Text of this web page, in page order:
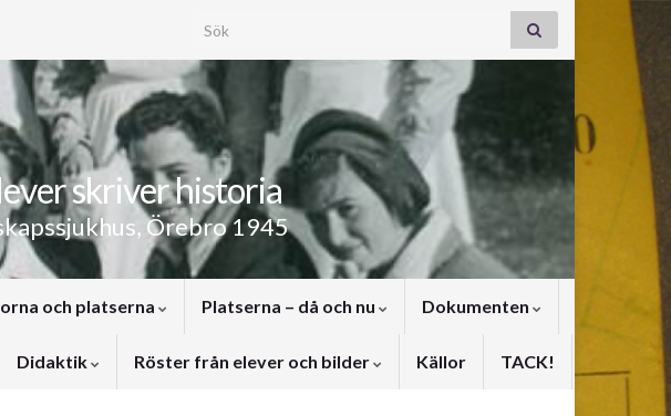
Search for:
skriver historia
Örebro 1945
och platserna Platserna – då och nu Dokumenten
Didaktik Röster från elever och bilder Källor TACK!